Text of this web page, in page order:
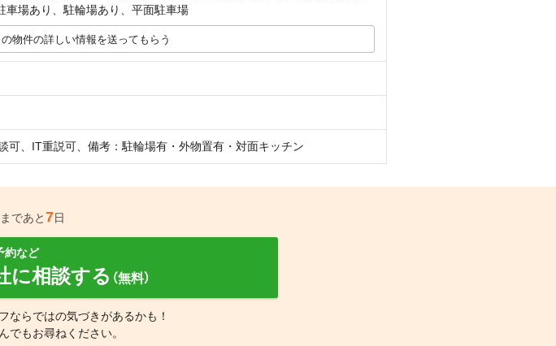
車場あり、駐輪場あり、平面駐車場
の物件の詳しい情報を送ってもらう
可、IT重説可、備考：駐輪場有・外物置有・対面キッチン
であと7日
約など
に相談する （無料）
ならではの気づきがあるかも！
でもお尋ねください。